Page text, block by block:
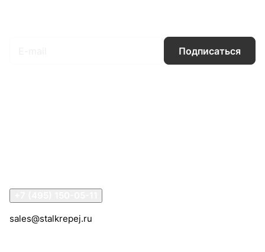
Подписаться
sales@stalkrepej.ru